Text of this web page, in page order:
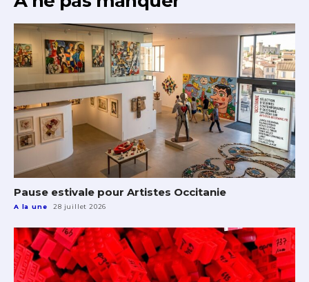
Pause estivale pour Artistes Occitanie
A la une 28 juillet 2026